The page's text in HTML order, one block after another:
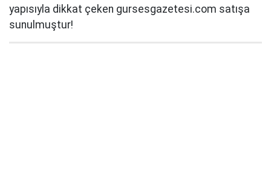
yapısıyla dikkat çeken gursesgazetesi.com satışa
sunulmuştur!